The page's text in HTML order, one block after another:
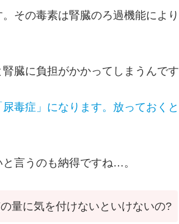
その毒素は腎臓のろ過機能によ
臓に負担がかかってしまうんで
毒症」になります。放っておく
言うのも納得ですね…。
量に気を付けないといけないの?